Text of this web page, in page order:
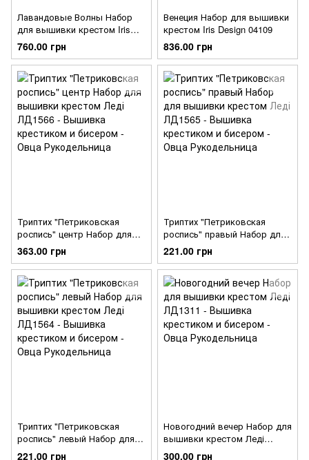
Лавандовые Волны Набор
для вышивки крестом Iris
Design 05209
760.00 грн
Венеция Набор для вышивки
крестом Iris Design 04109
836.00 грн
Триптих "Петриковская
роспись" центр Набор для
вышивки крестом Леді
ЛД1566
363.00 грн
Триптих "Петриковская
роспись" правый Набор для
вышивки крестом Леді
ЛД1565
221.00 грн
Триптих "Петриковская
роспись" левый Набор для
вышивки крестом Леді
221.00 грн
Новогодний вечер Набор для
вышивки крестом Леді
ЛД1311
300.00 грн